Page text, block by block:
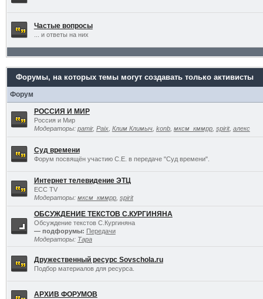
Частые вопросы
... и ответы на них
Форумы, на которых темы могут создавать только активисты
Форум
РОССИЯ И МИР
Россия и Мир
Модераторы: pamir, Paix, Клим Климыч, konb, мксм_кммрр, spirit, алекс
Суд времени
Форум посвящён участию С.Е. в передаче "Суд времени".
Интернет телевидение ЭТЦ
ECC TV
Модераторы: мксм_кммрр, spirit
ОБСУЖДЕНИЕ ТЕКСТОВ С.КУРГИНЯНА
Обсуждение текстов С.Кургиняна
— подфорумы: Передачи
Модераторы: Тара
Дружественный ресурс Sovschola.ru
Подбор материалов для ресурса.
АРХИВ ФОРУМОВ